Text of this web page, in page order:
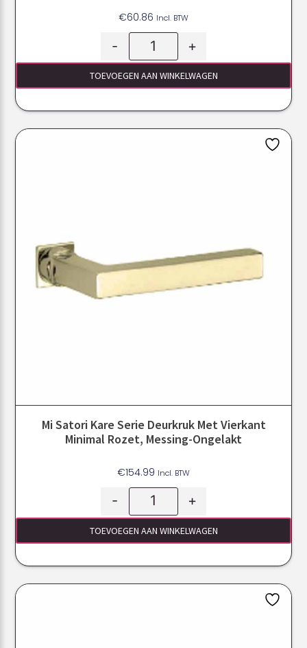
€60.86 Incl. BTW
- +
TOEVOEGEN AAN WINKELWAGEN
Mi Satori Kare Serie Deurkruk Met Vierkant
Minimal Rozet, Messing-Ongelakt
€154.99 Incl. BTW
- +
TOEVOEGEN AAN WINKELWAGEN